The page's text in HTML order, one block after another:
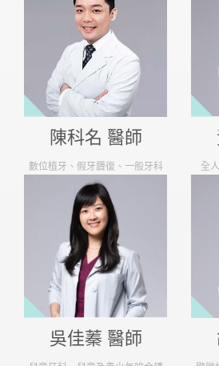
陳科名 醫師
數位植牙、假牙贗復、一般牙科 全
吳佳蓁 醫師